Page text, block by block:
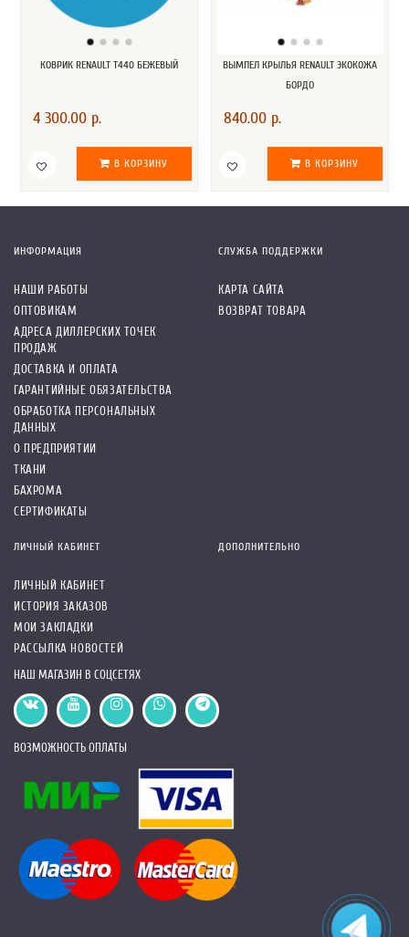
КОВРИК RENAULT T440 БЕЖЕВЫЙ
4 300.00 р.
В КОРЗИНУ
ВЫМПЕЛ КРЫЛЬЯ RENAULT ЭКОКОЖА
БОРДО
840.00 р.
В КОРЗИНУ
ИНФОРМАЦИЯ
НАШИ РАБОТЫ
ОПТОВИКАМ
АДРЕСА ДИЛЛЕРСКИХ ТОЧЕК
ПРОДАЖ
ДОСТАВКА И ОПЛАТА
ГАРАНТИЙНЫЕ ОБЯЗАТЕЛЬСТВА
ОБРАБОТКА ПЕРСОНАЛЬНЫХ
ДАННЫХ
О ПРЕДПРИЯТИИ
ТКАНИ
БАХРОМА
СЕРТИФИКАТЫ
СЛУЖБА ПОДДЕРЖКИ
КАРТА САЙТА
ВОЗВРАТ ТОВАРА
ЛИЧНЫЙ КАБИНЕТ
ЛИЧНЫЙ КАБИНЕТ
ИСТОРИЯ ЗАКАЗОВ
МОИ ЗАКЛАДКИ
РАССЫЛКА НОВОСТЕЙ
ДОПОЛНИТЕЛЬНО
НАШ МАГАЗИН В СОЦСЕТЯХ
ВОЗМОЖНОСТЬ ОПЛАТЫ